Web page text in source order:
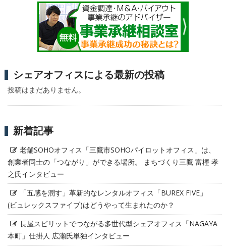
シェアオフィスによる最新の投稿
投稿はまだありません。
新着記事
老舗SOHOオフィス「三鷹市SOHOパイロットオフィス」は、
創業者同士の「つながり」ができる場所。 まちづくり三鷹 富樫 孝
之氏インタビュー
「五感を潤す」革新的なレンタルオフィス「BUREX FIVE」
(ビュレックスファイブ)はどうやって生まれたのか？
長屋スピリットでつながる多世代型シェアオフィス「NAGAYA
本町」仕掛人 広瀬氏単独インタビュー